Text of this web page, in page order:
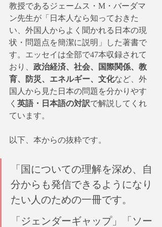
教授であるジェームス・M・バーダマ
ン先生が「日本人なら知っておきた
い、外国人からよく聞かれる日本の現
状・問題点を簡潔に説明」した著書で
す。エッセイは全部で47本収録されて
おり、 政治経済、社会、国際関係、教
育、防災、エネルギー、文化など、外
国人から見た日本の問題を分かりやす
く 英語・日本語の対訳で解説してくれ
ています。
以下、本からの抜粋です。
「国についての理解を深め、自
分からも発信できるようになり
たい人のための一冊です。
「ジェンダーギャップ」「ソー